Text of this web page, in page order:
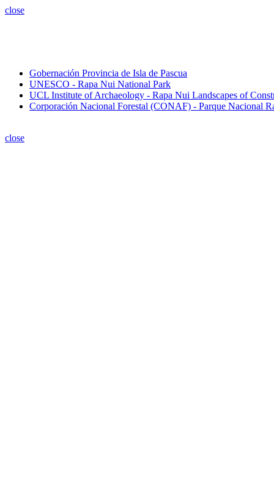
close
Gobernación Provincia de Isla de Pascua
UNESCO - Rapa Nui National Park
UCL Institute of Archaeology - Rapa Nui Landscapes of
Corporación Nacional Forestal (CONAF) - Parque Nacional
close